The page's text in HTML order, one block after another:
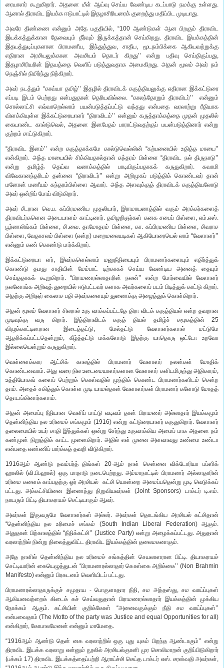
ரையாளர் கூறுகிறார். அதனை மீள் ஆய்வு செய்ய வேண்டிய கடப்பாடு நமக்கு உள்ளது.
ஆனால் திராவிட இயக்க ஈடுபாட்டில் இதழாசிரியரைக் குறைத்து மதிப்பிட முடியாது.
அவரே திண்ணை என்னும் அதே பகுதியில், “100 ஆண்டுகள் ஆன பிறகும் திராவிட
இயக்கத்துக்கான தேவையும் தீர்வும் இருக்கத்தான் செய்கிறது. திராவிட இயக்கத்தின்
இதயத்துடிப்புகளான பிராமணீய, இந்துத்துவ, சாதீய, மூடநம்பிக்கை ஆகியவற்றுக்கு
எதிரான அரசியலுக்கான அவசியம் தொடர் கிறது’’ என்று பதிவு செய்திருப்பது,
இதழாசிரியரின் இதயத்தை வெளிப் படுத்துவதாக அமைகிறது. அதன் மூலம் அவர் நம்
நெஞ்சில் நிமிர்ந்து நிற்கிறார்.
அவர் நடத்தும் “காவ்யா தமிழ்’’ இதழில் திராவிடக் கருத்தியலுக்கு எதிரான இக்கட்டுரை
எப்படி இடம் பெற்றது என்பதுதான் தெரியவில்லை. “காலந்தோறும் திராவிடர்’’ என்னும்
சொல்லாட்சி எவ்வாறெல்லாம் பயன்படுத்தப்பட்டு வந்தது என்பதை வரலாற்று ரீதியாக
விளக்கியுள்ள இக்கட்டுரையாளர் “திராவிடம்’’ என்னும் கருத்தாக்கத்தை முதன் முதலில்
கையாண்ட கால்டுவெல், அதனை இனபேதம் பாராட்டுவதற்குப் பயன்படுத்தினார் என்று
குற்றம் சாட்டுகிறார்.
“திராவிட இனம்’’ என்ற கருத்தாக்கமே கால்டுவெல்லின் “கற்பனையில் உதித்த மாயை’’
என்கிறார். அந்த மாயையில் சிக்கியதால்தான் சுந்தரம் பிள்ளை “திராவிட நல் திருநாடு’’
என்று தமிழ்த் தெய்வ வணக்கத்தில் பாடியிருப்பதாகக் கருதுகிறார். சுவாமி
விவேகானந்தரிடம் தன்னை “திராவிடர்’’ என்று அறிமுகப் படுத்திக் கொண்டவர் தான்
மனோன் மணீயம் சுந்தரம்பிள்ளை ஆவார். அந்த அளவுக்குத் திராவிடக் கருத்தியலோடு
அவர் ஒன்றிப் போய் விடுகிறார்.
அவர் சீடரான வெ.ப. சுப்பிரமணிய முதலியார், இராமாயணத்தில் வரும் அரக்கர்களைத்
திராவிடர்களென அடையாளம் காட்டினார். தமிழறிஞர்கள் கனக சபைப் பிள்ளை, எம்.எஸ்.
பூர்ணலிங்கம் பிள்ளை, சி.வை. தாமோதரம் பிள்ளை, கா. சுப்பிரமணிய பிள்ளை, சிவராச
பிள்ளை, வேதாசலம் பிள்ளை (என்ற) மறைமலையடிகள் ஆகியோரையெல் லாம் “வேளாளர்’’
என்னும் கண் கொண்டு பார்க்கிறார்.
இக்கட்டுரையா ளர், இவர்களெல்லாம் மனுநீதியையும் பிராமணர்களையும் எதிர்த்துக்
கொண்டு தமது சாதியின் மேம்பாட் டிற்காகச் செய்ய வேண்டிய அனைத் தையும்
செய்ததாகக் கூறுகிறார். “பிராமணரல்லாதாரின் நலன்’’ என்ற போர்வையில் வேளாளர்
நலனோங்க அறிவுத் துறையில் ஈடுபட்டவர் களாக அவர்களைப் படம் பிடித்துக் காட்டு கிறார்.
அதற்கு அறிஞர் கைலாச பதி அவர்களையும் துணைக்கு அழைத்துக் கொள்கிறார்.
அதன் மூலம் வேளாளர் சிலரால் உரு வாக்கப்பட்டதே திரா விடக் கருத்தியல் என்ற தவறான
முடிவுக்கு வரு கிறார். இத்திராவிடக் கருத் தியல் தமிழ்ச் சமூகத்தின் 25
விழுக்காட்டினரான இடைத்தட்டு, மேல்தட்டு வேளாளர்களால் மட்டுமே
ஆதரிக்கப்பட்டதென்றும், கீழ்த்தட்டு மக்களோடு இதற்கு யாதொரு ஒட்டோ உறவோ
இல்லையென்றும் கருதுகிறார்.
வெள்ளைக்கார ஆட்சிக் காலத்தில் பிராமணர் வேளாளர் நலன்கள் மோதிக்
கொண்டனவாம். அது வரை நில உடைமையாளர்களான வேளாளர் களிடமிருந்து அதிகாரம்,
உத்தியோகங் களைப் பெற்றுக் கொள்வதில் முந்திக் கொண்ட பிராமணர்களிடம் சென்ற
தாம். அதைச் சகித்துக் கொள்ள முடி யாமல்தான் வேளாளர்கள் பிராமணர் களோடு மோதத்
தொடங்கினார்களாம்.
அதன் அமைப்பு ரீதியான வெளிப் பாட்டு வடிவம் தான் பிராமணர் அல்லாதார் இயக்கமும்
தென்னிந்திய நல உரிமைச் சங்கமும் (1916) என்று கட்டுரையாளர் கருதுகிறார். வேளாளர்
தலைமையில் உயர் சாதி இந்துக்கள் ஒன்று சேர்ந்து உருவாக்கிய அமைப் பாக அதனை நம்
கண்முன் நிறுத்திக் காட்ட முனைகிறார். அதில் எள் முனை அளவாவது உண்மை உண்டா
என்பதை எண்ணிப் பார்க்கத் தவறி விடுகிறார்.
1916ஆம் ஆண்டு நவம்பர்த் திங்கள் 20-ஆம் நாள் சென்னை விக்டோரியா பப்ளிக்
ஹாலில் (வி.பி.ஹால்) ஒரு மாநாடு நடைபெற்றது. அம்மாநாட்டில் பிராமணர் அல்லாதாரின்
உரிமை களைக் காப்பதற்கு ஓர் அரசியல் கட்சி யொன்றை அமைப்பதென்று முடி வெடுக்கப்
பட்டது. அக்கட்சியினை இணைந்து நிறுவியவர்கள் (Joint Sponsors) டாக்டர் டி.எம்.
நாயரும் பிட்டி தியாகராயச் செட்டியாரும் ஆவர்.
அவர்கள் இருவருமே வேளாளர்கள் அல்லர். அவர்கள் தொடங்கிய அரசியல் கட்சிதான்
“தென்னிந்திய நல உரிமைச் சங்கம் (South Indian Liberal Federation) ஆகும்.
அதுதான் பிற்காலத்தில் “நீதிக்கட்சி’’ (Justice Party) என்று அழைக்கப்பட்டது. அதுதான்
வரலாற்றில் நின்று நிலைத்துவிட்ட திராவிட இயக்கத்தின் தலைமகனாகும்.
அதே நாளில் தென்னிந்திய நல உரிமைச் சங்கத்தின் செயலாளரான பிட்டி. தியாகராயச்
செட்டியாரின் கையெழுத்துடன் “பிராமணரல்லாதார் கொள்கை அறிக்கை’’ (Non Brahmin
Manifesto) என்னும் பிரகடனம் வெளியிடப் பட்டது.
பிராமணரல்லாதாருக்குச் சமுதாய - பொருளாதார நீதி, சம அந்தஸ்து, சம வாய்ப்புகள்
ஆகியனவற்றைக் கிடைக் கச் செய்வதுதான் பிராமணரல்லாதார் இயக்கத்தின் முக்கிய
நோக்கம் ஆகும். கட்சியின் குறிக்கோள் “அனைவருக்கும் நீதி சம வாய்ப்புகள்’’
என்பவைதாம் (The Motto of the party was Justice and equal Opportunities for all)
என்கிறார், கோபாலமேனன் என்னும் மாமேதை.
“1916ஆம் ஆண்டு தென் னக வரலாற்றில் ஒரு புது யுகம் பிறந்த ஆண்டாகும்’’ என்று
திராவிட இயக்க வரலாறு என்னும் நூலில் அரசியல்ஞானி முர சொலிமாறன் குறிப்பிடுகிறார்
(பக்கம் 17) திராவிட இயக்கத்தைப்பற்றி ஆராய்ச்சி செய்த டாக்டர் எஸ். சரஸ்வதி அவர்கள்,